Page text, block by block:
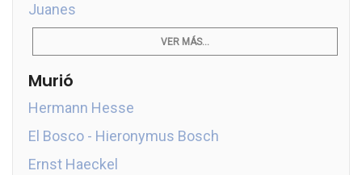
Juanes
VER MÁS...
Murió
Hermann Hesse
El Bosco - Hieronymus Bosch
Ernst Haeckel